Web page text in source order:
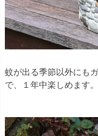
蚊が出る季節以外にも
で、１年中楽しめます。